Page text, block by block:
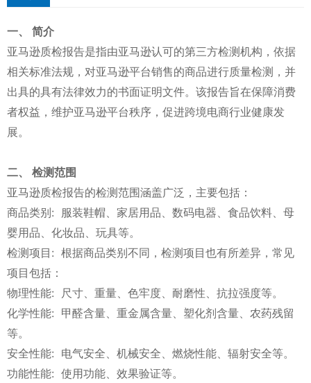
一、 简介
亚马逊质检报告是指由亚马逊认可的第三方检测机构，依据
相关标准法规，对亚马逊平台销售的商品进行质量检测，并
出具的具有法律效力的书面证明文件。该报告旨在保障消费
者权益，维护亚马逊平台秩序，促进跨境电商行业健康发
展。
二、 检测范围
亚马逊质检报告的检测范围涵盖广泛，主要包括：
商品类别: 服装鞋帽、家居用品、数码电器、食品饮料、母
婴用品、化妆品、玩具等。
检测项目: 根据商品类别不同，检测项目也有所差异，常见
项目包括：
物理性能: 尺寸、重量、色牢度、耐磨性、抗拉强度等。
化学性能: 甲醛含量、重金属含量、塑化剂含量、农药残留
等。
安全性能: 电气安全、机械安全、燃烧性能、辐射安全等。
功能性能: 使用功能、效果验证等。